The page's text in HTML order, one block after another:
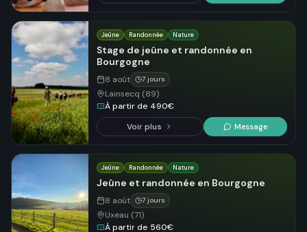
Jeûne Randonnée Nature
Stage de jeûne et randonnée en
Bourgogne
8 août 7 jours
Lainsecq (89)
À partir de 490€
Voir plus
Message
Jeûne Randonnée Nature
Jeûne et randonnée en Bourgogne
8 août 7 jours
Uxeau (71)
À partir de 560€